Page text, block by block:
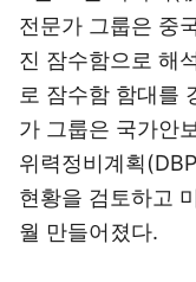
전문가 그룹은 중
진 잠수함으로 해
로 잠수함 함대를
가 그룹은 국가안
위력정비계획
현황을 검토하고
월 만들어졌다.